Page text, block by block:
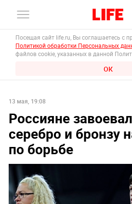
Посещая сайт life.ru, Вы соглашаетесь с
Политикой обработки Персональных
файлов cookie, указанных в данной
ОК
13 мая, 19:08
Россияне
серебро и бронзу
по борьбе